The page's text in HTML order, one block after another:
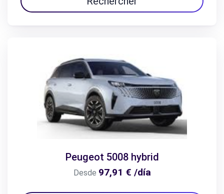
Peugeot 5008 hybrid
Desde 97,91 € /día